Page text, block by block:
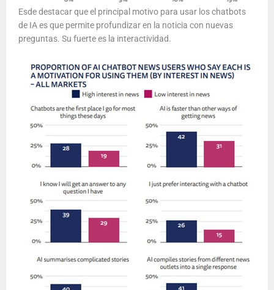
Esde destacar que el principal motivo para usar los chatbots
de IA es que permite profundizar en la noticia con nuevas
preguntas. Su fuerte es la interactividad.